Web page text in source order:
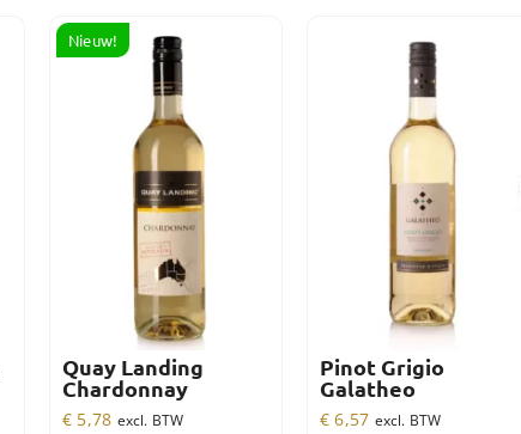
Nieuw!
Quay Landing
Chardonnay
€ 5,78 excl. BTW
Pinot Grigio
Galatheo
€ 6,57 excl. BTW